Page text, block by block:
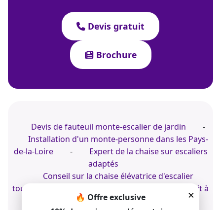
Devis gratuit
Brochure
×
🔥 Offre exclusive
Devis de fauteuil monte-escalier de jardin
-
Installation d'un monte-personne dans les Pays-
de-la-Loire
-
Expert de la chaise sur escaliers
adaptés
Conseil sur la chaise élévatrice d'escalier
tournant
Installer un monte-escalier droit à
Pro de la chaise motorisée